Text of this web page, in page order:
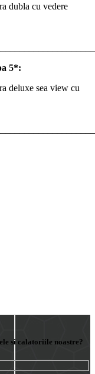
dubla cu vedere
5*:
deluxe sea view cu
si calatoriile noastre?